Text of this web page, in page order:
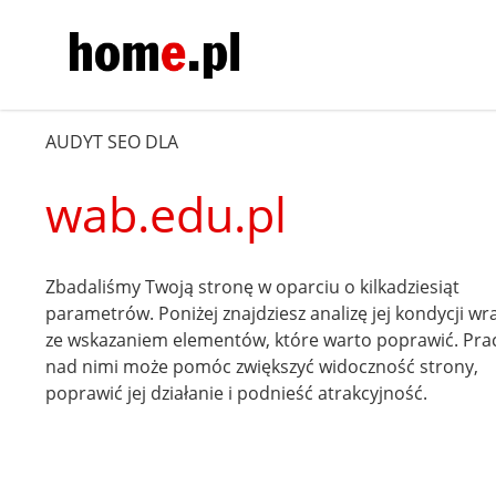
AUDYT SEO DLA
wab.edu.pl
Zbadaliśmy Twoją stronę w oparciu o kilkadziesiąt
parametrów. Poniżej znajdziesz analizę jej kondycji
ze wskazaniem elementów, które warto poprawić.
nad nimi może pomóc zwiększyć widoczność strony,
poprawić jej działanie i podnieść atrakcyjność.